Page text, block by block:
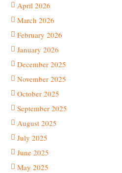
April 2026
March 2026
February 2026
January 2026
December 2025
November 2025
October 2025
September 2025
August 2025
July 2025
June 2025
May 2025